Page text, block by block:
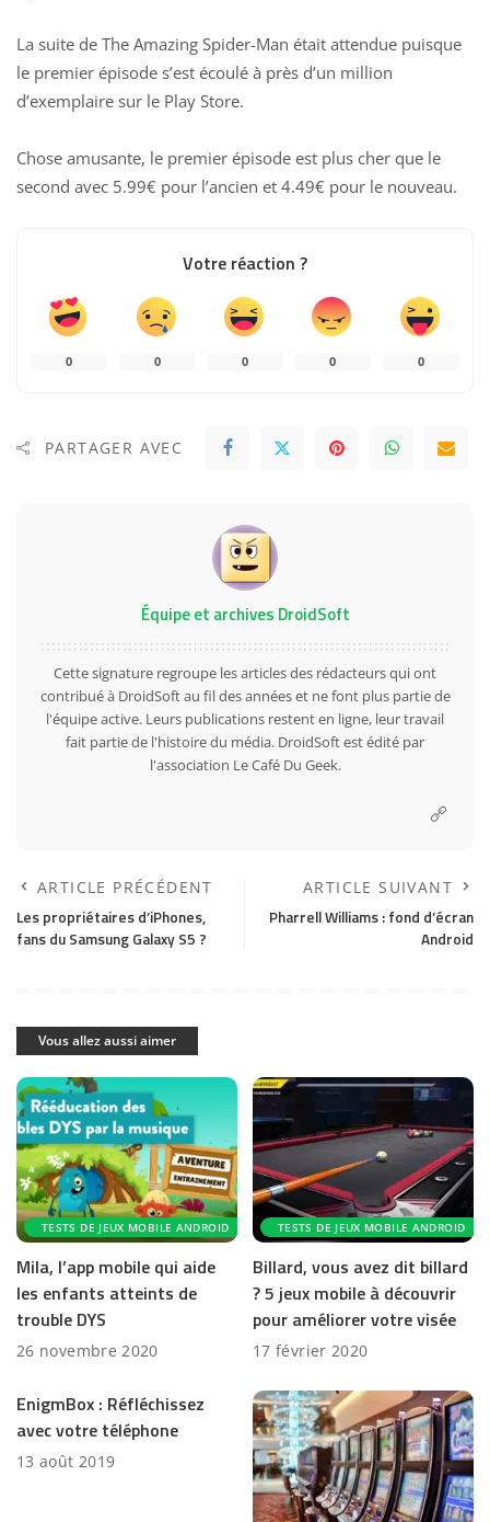
La suite de The Amazing Spider-Man était attendue puisque
le premier épisode s’est écoulé à près d’un million
d’exemplaire sur le Play Store.
Chose amusante, le premier épisode est plus cher que le
second avec 5.99€ pour l’ancien et 4.49€ pour le nouveau.
Votre réaction ?
0 0 0 0 0
PARTAGER AVEC
Équipe et archives DroidSoft
Cette signature regroupe les articles des rédacteurs qui ont
contribué à DroidSoft au fil des années et ne font plus partie de
l'équipe active. Leurs publications restent en ligne, leur travail
fait partie de l'histoire du média. DroidSoft est édité par
l'association Le Café Du Geek.
ARTICLE PRÉCÉDENT
Les propriétaires d’iPhones,
fans du Samsung Galaxy S5 ?
ARTICLE SUIVANT
Pharrell Williams : fond d’écran
Android
Vous allez aussi aimer
TESTS DE JEUX MOBILE ANDROID
Mila, l’app mobile qui aide
les enfants atteints de
trouble DYS
26 novembre 2020
TESTS DE JEUX MOBILE ANDROID
Billard, vous avez dit billard
? 5 jeux mobile à découvrir
pour améliorer votre visée
17 février 2020
EnigmBox : Réfléchissez
avec votre téléphone
13 août 2019